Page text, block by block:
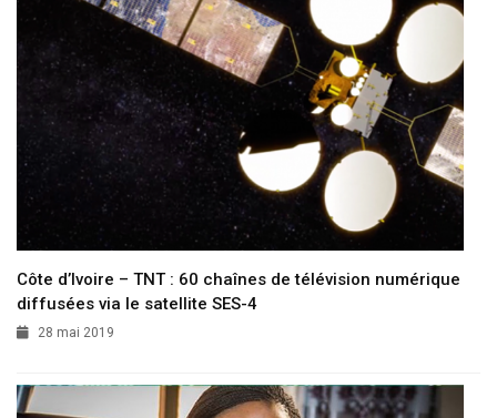
Côte d’Ivoire – TNT : 60 chaînes de télévision numérique
diffusées via le satellite SES-4
28 mai 2019